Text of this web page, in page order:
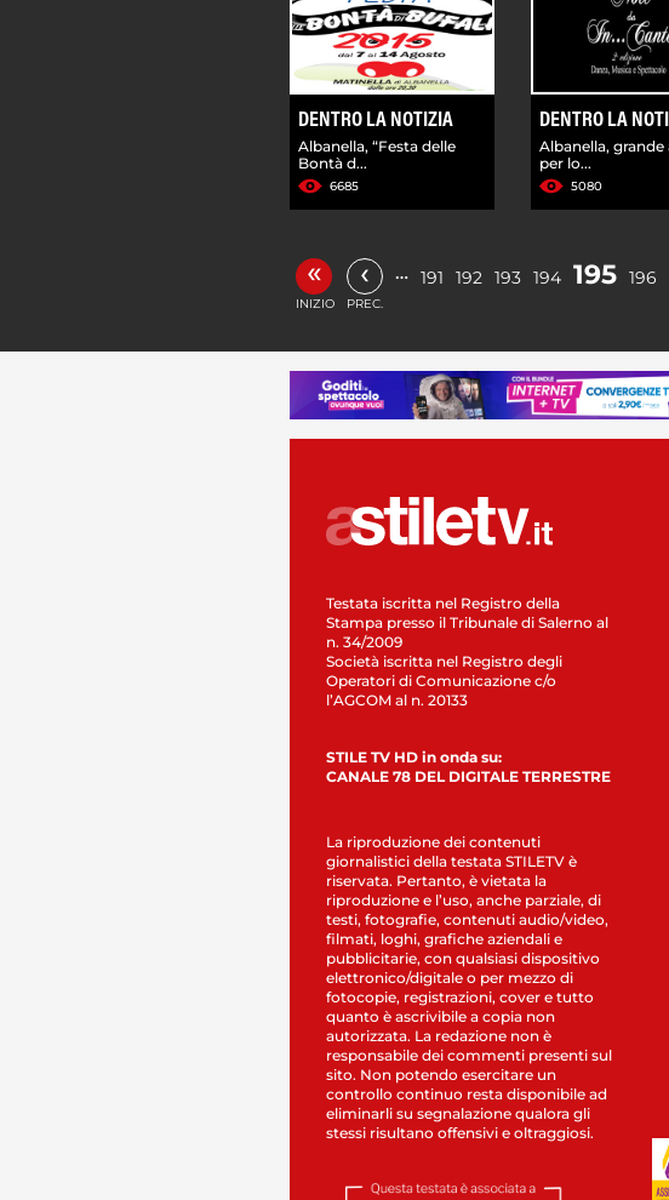
DENTRO LA NOTIZIA
Albanella, “Festa delle
Bontà d...
6685
DENTRO LA
Albanella, grande
per lo...
5080
«
INIZIO
‹
PREC.
… 191 192 193 194 195 196
Testata iscritta nel Registro della
Stampa presso il Tribunale di Salerno al
n. 34/2009
Società iscritta nel Registro degli
Operatori di Comunicazione c/o
l’AGCOM al n. 20133
STILE TV HD in onda su:
CANALE 78 DEL DIGITALE TERRESTRE
La riproduzione dei contenuti
giornalistici della testata STILETV è
riservata. Pertanto, è vietata la
riproduzione e l’uso, anche parziale, di
testi, fotografie, contenuti audio/video,
filmati, loghi, grafiche aziendali e
pubblicitarie, con qualsiasi dispositivo
elettronico/digitale o per mezzo di
fotocopie, registrazioni, cover e tutto
quanto è ascrivibile a copia non
autorizzata. La redazione non è
responsabile dei commenti presenti sul
sito. Non potendo esercitare un
controllo continuo resta disponibile ad
eliminarli su segnalazione qualora gli
stessi risultano offensivi e oltraggiosi.